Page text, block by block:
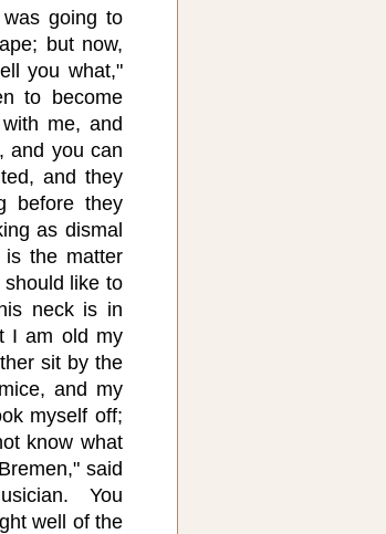
going to
but now,
you what,"
to become
me, and
and you can
and they
before they
as dismal
the matter
like to
neck is in
I am old my
sit by the
and my
myself off;
know what
said
You
well of the